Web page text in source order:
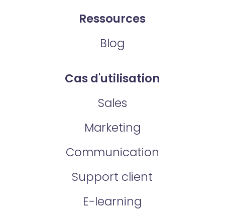
Ressources
Blog
Cas d'utilisation
Sales
Marketing
Communication
Support client
E-learning